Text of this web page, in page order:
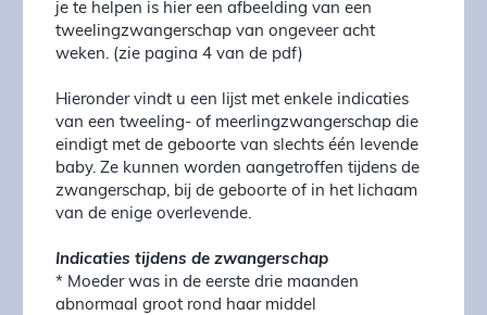
je te helpen is hier een afbeelding van een
tweelingzwangerschap van ongeveer acht
weken. (zie pagina 4 van de pdf)
Hieronder vindt u een lijst met enkele indicaties
van een tweeling- of meerlingzwangerschap die
eindigt met de geboorte van slechts één levende
baby. Ze kunnen worden aangetroffen tijdens de
zwangerschap, bij de geboorte of in het lichaam
van de enige overlevende.
Indicaties tijdens de zwangerschap
* Moeder was in de eerste drie maanden
abnormaal groot rond haar middel